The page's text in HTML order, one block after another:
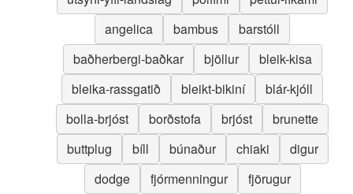
angelica
bambus
barstóll
baðherbergi-baðkar
bjöllur
bleik-kisa
bleika-rassgatið
bleikt-bikiní
blár-kjóll
bolla-brjóst
borðstofa brjóst
brunette
buttplug
bíll búnaður chiaki
digur
dodge
fjórmenningur fjörugur